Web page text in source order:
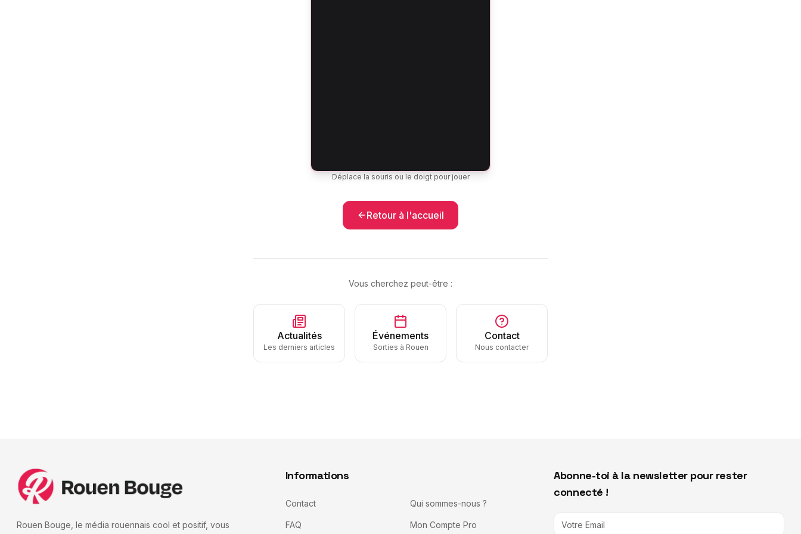
Déplace la souris ou le doigt pour jouer
Retour à l'accueil
Vous cherchez peut-être :
Actualités
Les derniers articles
Événements
Sorties à Rouen
Contact
Nous contacter
Rouen Bouge, le média rouennais cool et positif, vous
Informations
Contact
FAQ
Qui sommes-nous ?
Mon Compte Pro
Abonne-toi à la newsletter pour rester
connecté !